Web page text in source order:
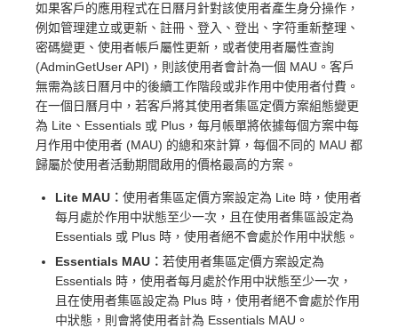
如果客戶的應用程式在日曆月針對該使用者產生身分操作，
例如管理建立或更新、註冊、登入、登出、字符重新整理、
密碼變更、使用者帳戶屬性更新，或者使用者屬性查詢
(AdminGetUser API)，則該使用者會計為一個 MAU。客戶
無需為該日曆月中的後續工作階段或非作用中使用者付費。
在一個日曆月中，若客戶將其使用者集區定價方案組態變更
為 Lite、Essentials 或 Plus，每月帳單將依據每個方案中每
月作用中使用者 (MAU) 的總和來計算，每個不同的 MAU 都
歸屬於使用者活動期間啟用的價格最高的方案。
Lite MAU︰ 使用者集區定價方案設定為 Lite 時，使用者
每月處於作用中狀態至少一次，且在使用者集區設定為
Essentials 或 Plus 時，使用者絕不會處於作用中狀態。
Essentials MAU︰ 若使用者集區定價方案設定為
Essentials 時，使用者每月處於作用中狀態至少一次，
且在使用者集區設定為 Plus 時，使用者絕不會處於作用
中狀態，則會將使用者計為 Essentials MAU。